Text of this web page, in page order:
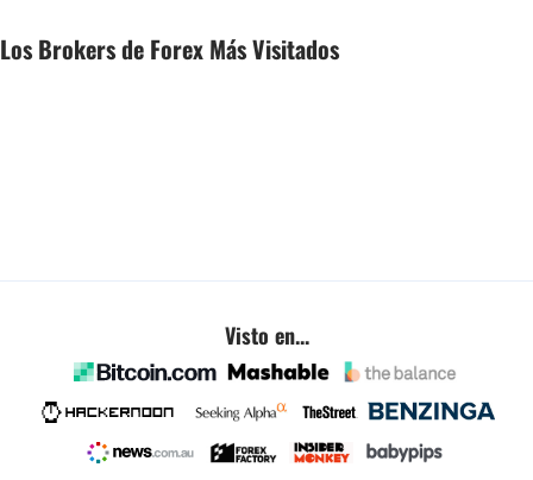
Los Brokers de Forex Más Visitados
Visto en...